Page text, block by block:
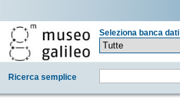
Seleziona banca dati
Ricerca semplice